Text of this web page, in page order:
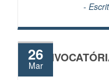
-
26
Mar